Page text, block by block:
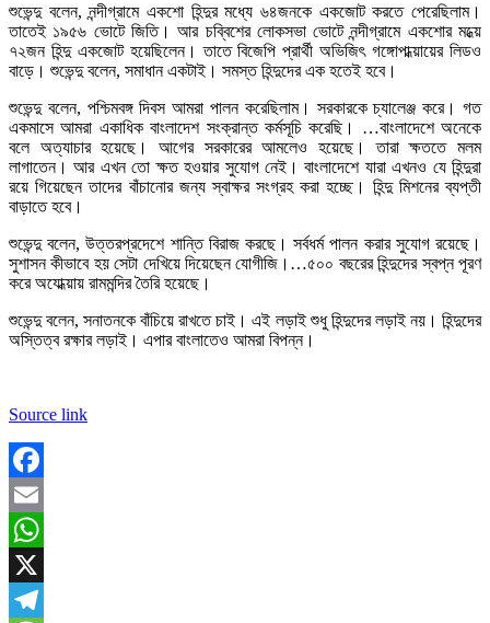
শুভেন্দু বলেন, নন্দীগ্রামে একশো হিন্দুর মধ্যে ৬৪জনকে একজোট করতে পেরেছিলাম।
তাতেই ১৯৫৬ ভোটে জিতি। আর চব্বিশের লোকসভা ভোটে নন্দীগ্রামে একশোর মধ্য়ে
৭২জন হিন্দু একজোট হয়েছিলেন। তাতে বিজেপি প্রার্থী অভিজিৎ গঙ্গোপাধ্য়ায়ের লিডও
বাড়ে। শুভেন্দু বলেন, সমাধান একটাই। সমস্ত হিন্দুদের এক হতেই হবে।
শুভেন্দু বলেন, পশ্চিমবঙ্গ দিবস আমরা পালন করেছিলাম। সরকারকে চ্যালেঞ্জ করে। গত
একমাসে আমরা একাধিক বাংলাদেশ সংক্রান্ত কর্মসূচি করেছি। …বাংলাদেশে অনেকে
বলে অত্যাচার হয়েছে। আগের সরকারের আমলেও হয়েছে। তারা ক্ষততে মলম
লাগাতেন। আর এখন তো ক্ষত হওয়ার সুযোগ নেই। বাংলাদেশে যারা এখনও যে হিন্দুরা
রয়ে গিয়েছেন তাদের বাঁচানোর জন্য স্বাক্ষর সংগ্রহ করা হচ্ছে। হিন্দু মিশনের ব্যপ্তী
বাড়াতে হবে।
শুভেন্দু বলেন, উত্তরপ্রদেশে শান্তি বিরাজ করছে। সর্বধর্ম পালন করার সুযোগ রয়েছে।
সুশাসন কীভাবে হয় সেটা দেখিয়ে দিয়েছেন যোগীজি।…৫০০ বছরের হিন্দুদের স্বপ্ন পূরণ
করে অযোধ্য়ায় রামমন্দির তৈরি হয়েছে।
শুভেন্দু বলেন, সনাতনকে বাঁচিয়ে রাখতে চাই। এই লড়াই শুধু হিন্দুদের লড়াই নয়। হিন্দুদের
অস্তিত্ব রক্ষার লড়াই। এপার বাংলাতেও আমরা বিপন্ন।
Source link
Facebook
Email
WhatsApp
X